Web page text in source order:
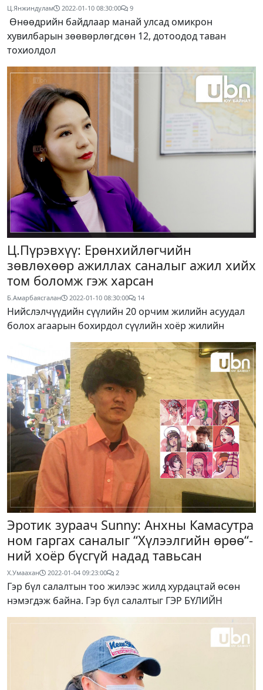
Ц.Янжиндулам 2022-01-10 08:30:00 9
​ Өнөөдрийн байдлаар манай улсад омикрон
хувилбарын зөөвөрлөгдсөн 12, дотоодод таван
тохиолдол
Ц.Пүрэвхүү: Ерөнхийлөгчийн
зөвлөхөөр ажиллах саналыг ажил хийх
том боломж гэж харсан
Б.Амарбаясгалан 2022-01-10 08:30:00 14
Нийслэлчүүдийн сүүлийн 20 орчим жилийн асуудал
болох агаарын бохирдол сүүлийн хоёр жилийн
Эротик зураач Sunny: Анхны Камасутра
ном гаргах саналыг “Хүлээлгийн өрөө“-
ний хоёр бүсгүй надад тавьсан
Х.Умаахан 2022-01-04 09:23:00 2
Гэр бүл салалтын тоо жилээс жилд хурдацтай өсөн
нэмэгдэж байна. Гэр бүл салалтыг ГЭР БҮЛИЙН